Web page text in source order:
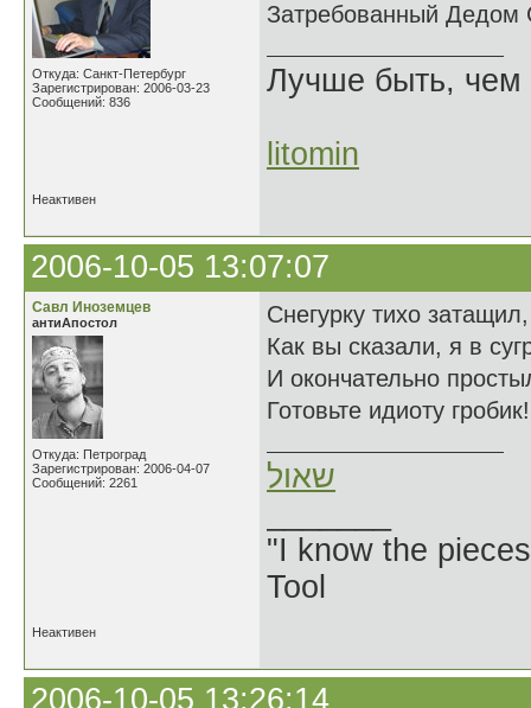
Откуда: Санкт-Петербург
Зарегистрирован: 2006-03-23
Сообщений: 836
Затребованный
Лучше быть, чем
litomin
Неактивен
2006-10-05 13:07:07
Савл Иноземцев
антиАпостол
Откуда: Петроград
Зарегистрирован: 2006-04-07
Сообщений: 2261
Снегурку тихо затащил,
Как вы сказали, я в
И окончательно
Готовьте идиоту гробик!
שאול
"I know the
Tool
Неактивен
2006-10-05 13:26:14